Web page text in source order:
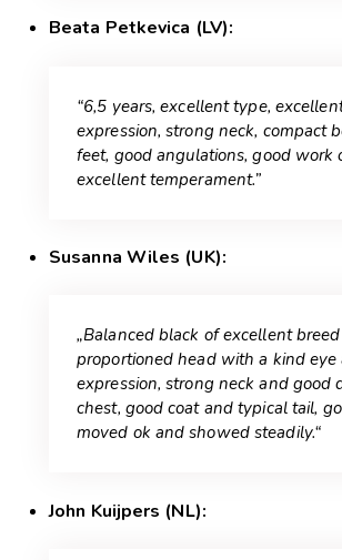
Beata Petkevica (LV):
“6,5 years, excellent type,
expression, strong neck, compact
feet, good angulations, good work
excellent temperament.”
Susanna Wiles (UK):
„Balanced black of excellent
proportioned head with a kind eye
expression, strong neck and good
chest, good coat and typical tail,
moved ok and showed steadily.“
John Kuijpers (NL):